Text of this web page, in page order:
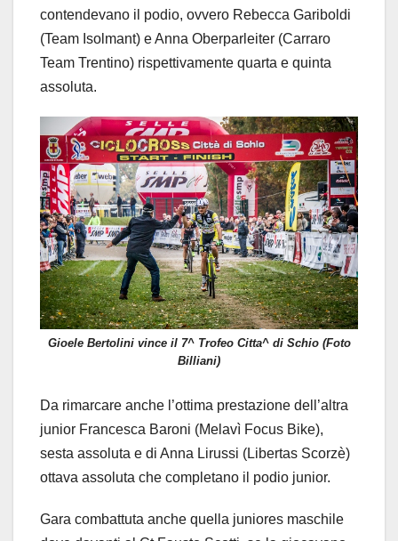
contendevano il podio, ovvero Rebecca Gariboldi
(Team Isolmant) e Anna Oberparleiter (Carraro
Team Trentino) rispettivamente quarta e quinta
assoluta.
Gioele Bertolini vince il 7^ Trofeo Citta^ di Schio (Foto
Billiani)
Da rimarcare anche l’ottima prestazione dell’altra
junior Francesca Baroni (Melavì Focus Bike),
sesta assoluta e di Anna Lirussi (Libertas Scorzè)
ottava assoluta che completano il podio junior.
Gara combattuta anche quella juniores maschile